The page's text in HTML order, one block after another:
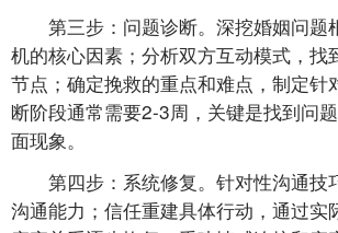
第三步：问题诊断。深挖婚姻问题
机的核心因素；分析双方互动模式，找
节点；确定挽救的重点和难点，制定针
断阶段通常需要2-3周，关键是找到问
面现象。
第四步：系统修复。针对性沟通技
沟通能力；信任重建具体行动，通过实